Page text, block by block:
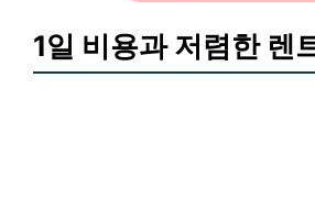
1일 비용과 저렴한 렌